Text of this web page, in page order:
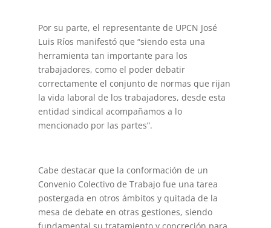
Por su parte, el representante de UPCN José
Luis Ríos manifestó que “siendo esta una
herramienta tan importante para los
trabajadores, como el poder debatir
correctamente el conjunto de normas que rijan
la vida laboral de los trabajadores, desde esta
entidad sindical acompañamos a lo
mencionado por las partes”.
Cabe destacar que la conformación de un
Convenio Colectivo de Trabajo fue una tarea
postergada en otros ámbitos y quitada de la
mesa de debate en otras gestiones, siendo
fundamental su tratamiento y concreción para